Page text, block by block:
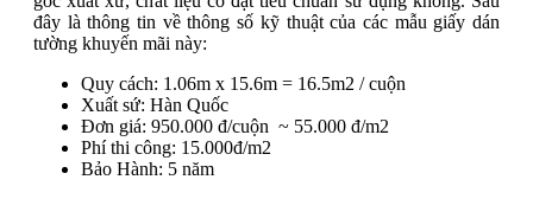
đây là thông tin về thông số kỹ thuật của các mẫu giấy dán
tường khuyến mãi này:
Quy cách: 1.06m x 15.6m = 16.5m2 / cuộn
Xuất sứ: Hàn Quốc
Đơn giá: 950.000 đ/cuộn ~ 55.000 đ/m2
Phí thi công: 15.000đ/m2
Bảo Hành: 5 năm